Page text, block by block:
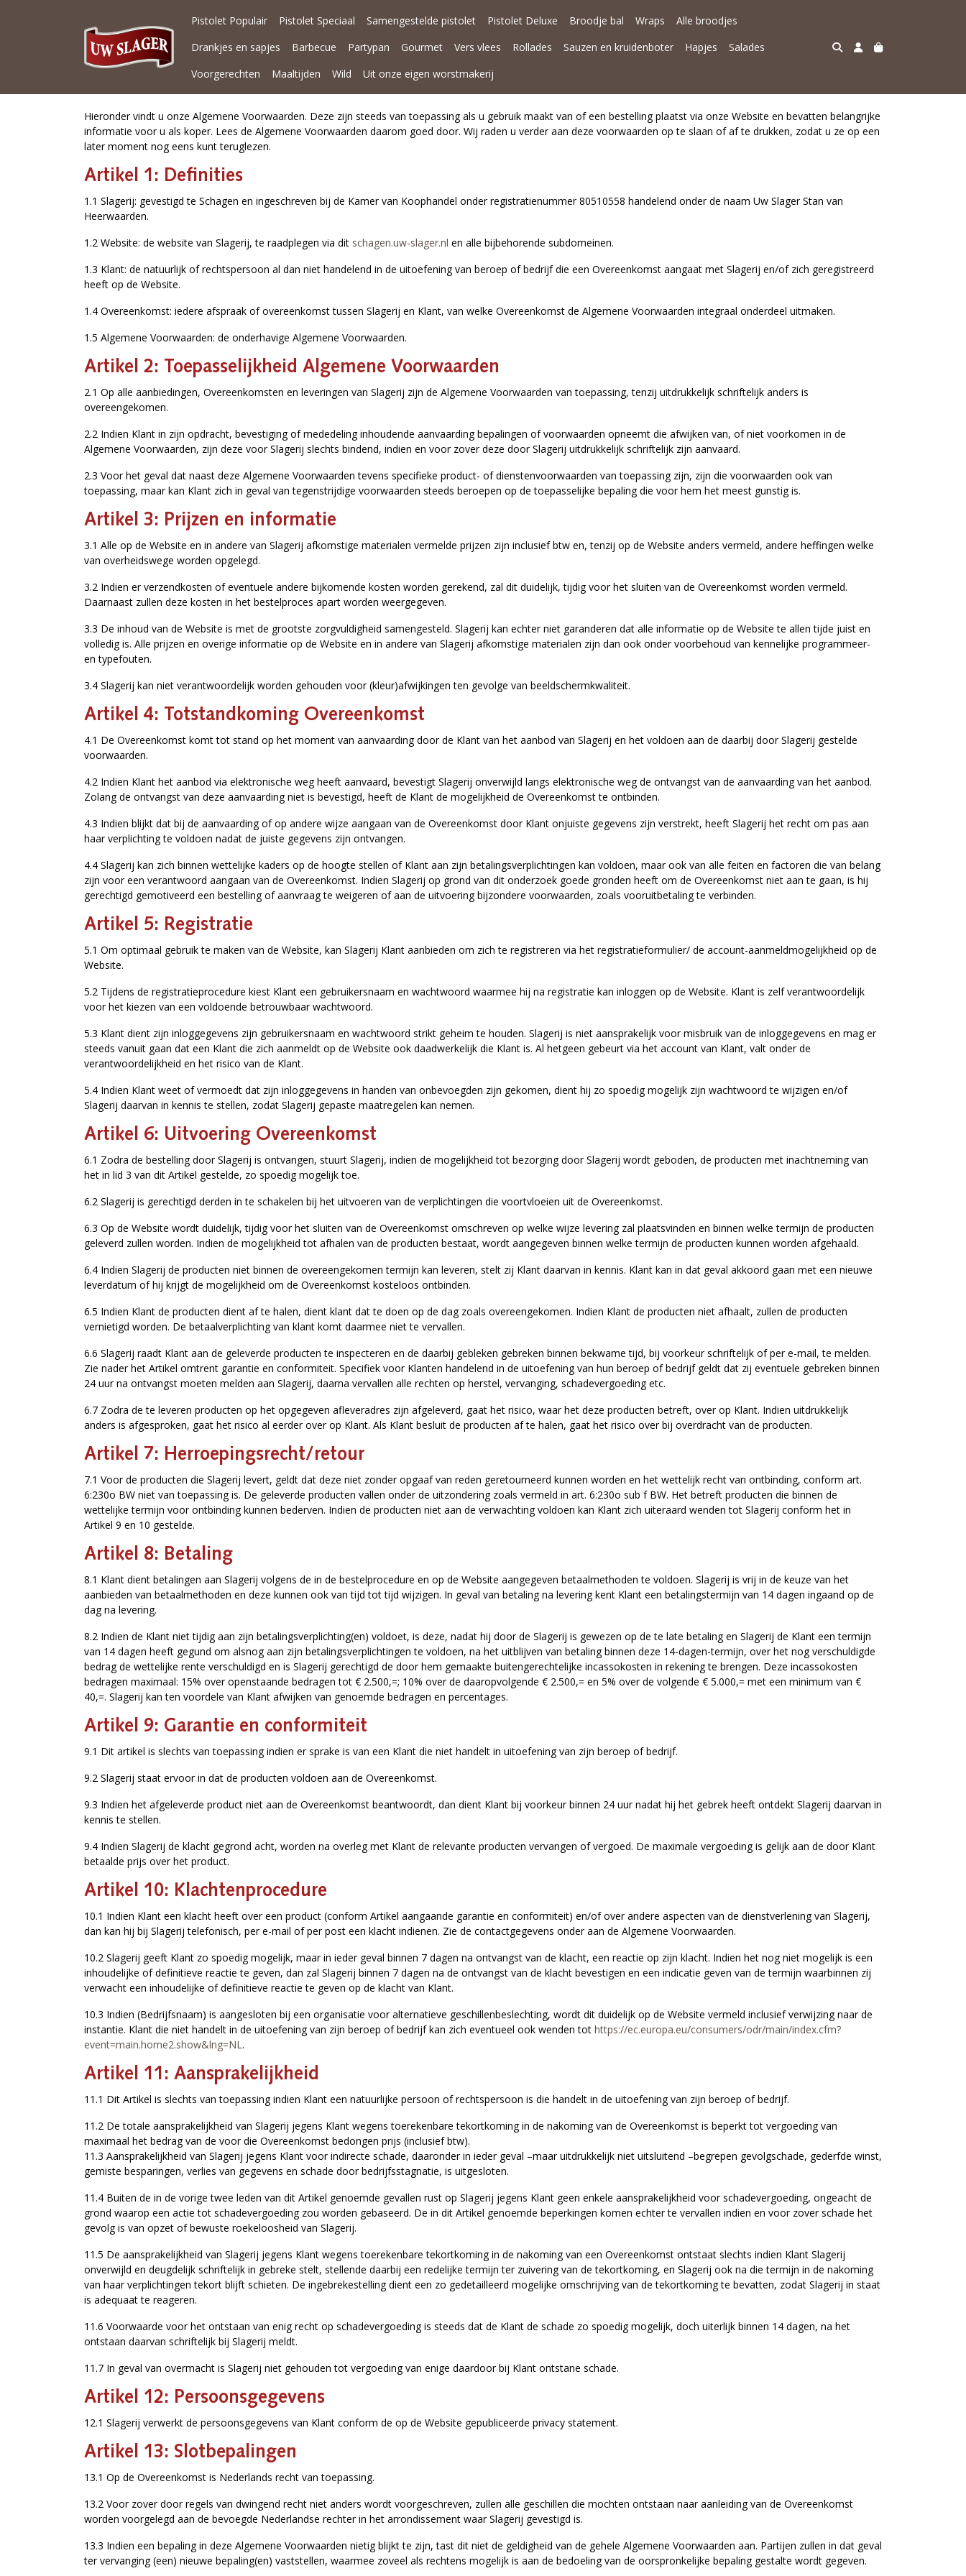
Pistolet Populair Pistolet Speciaal Samengestelde pistolet Pistolet Deluxe Broodje bal Wraps
Alle broodjes
Drankjes en sapjes
Barbecue Partypan Gourmet Vers vlees Rollades Sauzen en kruidenboter Hapjes
Salades
Voorgerechten
Maaltijden Wild Uit onze eigen worstmakerij
Hieronder vindt u onze Algemene Voorwaarden. Deze zijn steeds van toepassing als u gebruik maakt van of een bestelling plaatst via onze Website en bevatten belangrijke
informatie voor u als koper. Lees de Algemene Voorwaarden daarom goed door. Wij raden u verder aan deze voorwaarden op te slaan of af te drukken, zodat u ze op een
later moment nog eens kunt teruglezen.
Artikel 1: Definities
1.1 Slagerij: gevestigd te Schagen en ingeschreven bij de Kamer van Koophandel onder registratienummer 80510558 handelend onder de naam Uw Slager Stan van
Heerwaarden.
1.2 Website: de website van Slagerij, te raadplegen via dit schagen.uw-slager.nl en alle bijbehorende subdomeinen.
1.3 Klant: de natuurlijk of rechtspersoon al dan niet handelend in de uitoefening van beroep of bedrijf die een Overeenkomst aangaat met Slagerij en/of zich geregistreerd
heeft op de Website.
1.4 Overeenkomst: iedere afspraak of overeenkomst tussen Slagerij en Klant, van welke Overeenkomst de Algemene Voorwaarden integraal onderdeel uitmaken.
1.5 Algemene Voorwaarden: de onderhavige Algemene Voorwaarden.
Artikel 2: Toepasselijkheid Algemene Voorwaarden
2.1 Op alle aanbiedingen, Overeenkomsten en leveringen van Slagerij zijn de Algemene Voorwaarden van toepassing, tenzij uitdrukkelijk schriftelijk anders is
overeengekomen.
2.2 Indien Klant in zijn opdracht, bevestiging of mededeling inhoudende aanvaarding bepalingen of voorwaarden opneemt die afwijken van, of niet voorkomen in de
Algemene Voorwaarden, zijn deze voor Slagerij slechts bindend, indien en voor zover deze door Slagerij uitdrukkelijk schriftelijk zijn aanvaard.
2.3 Voor het geval dat naast deze Algemene Voorwaarden tevens specifieke product- of dienstenvoorwaarden van toepassing zijn, zijn die voorwaarden ook van
toepassing, maar kan Klant zich in geval van tegenstrijdige voorwaarden steeds beroepen op de toepasselijke bepaling die voor hem het meest gunstig is.
Artikel 3: Prijzen en informatie
3.1 Alle op de Website en in andere van Slagerij afkomstige materialen vermelde prijzen zijn inclusief btw en, tenzij op de Website anders vermeld, andere heffingen welke
van overheidswege worden opgelegd.
3.2 Indien er verzendkosten of eventuele andere bijkomende kosten worden gerekend, zal dit duidelijk, tijdig voor het sluiten van de Overeenkomst worden vermeld.
Daarnaast zullen deze kosten in het bestelproces apart worden weergegeven.
3.3 De inhoud van de Website is met de grootste zorgvuldigheid samengesteld. Slagerij kan echter niet garanderen dat alle informatie op de Website te allen tijde juist en
volledig is. Alle prijzen en overige informatie op de Website en in andere van Slagerij afkomstige materialen zijn dan ook onder voorbehoud van kennelijke programmeer-
en typefouten.
3.4 Slagerij kan niet verantwoordelijk worden gehouden voor (kleur)afwijkingen ten gevolge van beeldschermkwaliteit.
Artikel 4: Totstandkoming Overeenkomst
4.1 De Overeenkomst komt tot stand op het moment van aanvaarding door de Klant van het aanbod van Slagerij en het voldoen aan de daarbij door Slagerij gestelde
voorwaarden.
4.2 Indien Klant het aanbod via elektronische weg heeft aanvaard, bevestigt Slagerij onverwijld langs elektronische weg de ontvangst van de aanvaarding van het aanbod.
Zolang de ontvangst van deze aanvaarding niet is bevestigd, heeft de Klant de mogelijkheid de Overeenkomst te ontbinden.
4.3 Indien blijkt dat bij de aanvaarding of op andere wijze aangaan van de Overeenkomst door Klant onjuiste gegevens zijn verstrekt, heeft Slagerij het recht om pas aan
haar verplichting te voldoen nadat de juiste gegevens zijn ontvangen.
4.4 Slagerij kan zich binnen wettelijke kaders op de hoogte stellen of Klant aan zijn betalingsverplichtingen kan voldoen, maar ook van alle feiten en factoren die van belang
zijn voor een verantwoord aangaan van de Overeenkomst. Indien Slagerij op grond van dit onderzoek goede gronden heeft om de Overeenkomst niet aan te gaan, is hij
gerechtigd gemotiveerd een bestelling of aanvraag te weigeren of aan de uitvoering bijzondere voorwaarden, zoals vooruitbetaling te verbinden.
Artikel 5: Registratie
5.1 Om optimaal gebruik te maken van de Website, kan Slagerij Klant aanbieden om zich te registreren via het registratieformulier/ de account-aanmeldmogelijkheid op de
Website.
5.2 Tijdens de registratieprocedure kiest Klant een gebruikersnaam en wachtwoord waarmee hij na registratie kan inloggen op de Website. Klant is zelf verantwoordelijk
voor het kiezen van een voldoende betrouwbaar wachtwoord.
5.3 Klant dient zijn inloggegevens zijn gebruikersnaam en wachtwoord strikt geheim te houden. Slagerij is niet aansprakelijk voor misbruik van de inloggegevens en mag er
steeds vanuit gaan dat een Klant die zich aanmeldt op de Website ook daadwerkelijk die Klant is. Al hetgeen gebeurt via het account van Klant, valt onder de
verantwoordelijkheid en het risico van de Klant.
5.4 Indien Klant weet of vermoedt dat zijn inloggegevens in handen van onbevoegden zijn gekomen, dient hij zo spoedig mogelijk zijn wachtwoord te wijzigen en/of
Slagerij daarvan in kennis te stellen, zodat Slagerij gepaste maatregelen kan nemen.
Artikel 6: Uitvoering Overeenkomst
6.1 Zodra de bestelling door Slagerij is ontvangen, stuurt Slagerij, indien de mogelijkheid tot bezorging door Slagerij wordt geboden, de producten met inachtneming van
het in lid 3 van dit Artikel gestelde, zo spoedig mogelijk toe.
6.2 Slagerij is gerechtigd derden in te schakelen bij het uitvoeren van de verplichtingen die voortvloeien uit de Overeenkomst.
6.3 Op de Website wordt duidelijk, tijdig voor het sluiten van de Overeenkomst omschreven op welke wijze levering zal plaatsvinden en binnen welke termijn de producten
geleverd zullen worden. Indien de mogelijkheid tot afhalen van de producten bestaat, wordt aangegeven binnen welke termijn de producten kunnen worden afgehaald.
6.4 Indien Slagerij de producten niet binnen de overeengekomen termijn kan leveren, stelt zij Klant daarvan in kennis. Klant kan in dat geval akkoord gaan met een nieuwe
leverdatum of hij krijgt de mogelijkheid om de Overeenkomst kosteloos ontbinden.
6.5 Indien Klant de producten dient af te halen, dient klant dat te doen op de dag zoals overeengekomen. Indien Klant de producten niet afhaalt, zullen de producten
vernietigd worden. De betaalverplichting van klant komt daarmee niet te vervallen.
6.6 Slagerij raadt Klant aan de geleverde producten te inspecteren en de daarbij gebleken gebreken binnen bekwame tijd, bij voorkeur schriftelijk of per e-mail, te melden.
Zie nader het Artikel omtrent garantie en conformiteit. Specifiek voor Klanten handelend in de uitoefening van hun beroep of bedrijf geldt dat zij eventuele gebreken binnen
24 uur na ontvangst moeten melden aan Slagerij, daarna vervallen alle rechten op herstel, vervanging, schadevergoeding etc.
6.7 Zodra de te leveren producten op het opgegeven afleveradres zijn afgeleverd, gaat het risico, waar het deze producten betreft, over op Klant. Indien uitdrukkelijk
anders is afgesproken, gaat het risico al eerder over op Klant. Als Klant besluit de producten af te halen, gaat het risico over bij overdracht van de producten.
Artikel 7: Herroepingsrecht/retour
7.1 Voor de producten die Slagerij levert, geldt dat deze niet zonder opgaaf van reden geretourneerd kunnen worden en het wettelijk recht van ontbinding, conform art.
6:230o BW niet van toepassing is. De geleverde producten vallen onder de uitzondering zoals vermeld in art. 6:230o sub f BW. Het betreft producten die binnen de
wettelijke termijn voor ontbinding kunnen bederven. Indien de producten niet aan de verwachting voldoen kan Klant zich uiteraard wenden tot Slagerij conform het in
Artikel 9 en 10 gestelde.
Artikel 8: Betaling
8.1 Klant dient betalingen aan Slagerij volgens de in de bestelprocedure en op de Website aangegeven betaalmethoden te voldoen. Slagerij is vrij in de keuze van het
aanbieden van betaalmethoden en deze kunnen ook van tijd tot tijd wijzigen. In geval van betaling na levering kent Klant een betalingstermijn van 14 dagen ingaand op de
dag na levering.
8.2 Indien de Klant niet tijdig aan zijn betalingsverplichting(en) voldoet, is deze, nadat hij door de Slagerij is gewezen op de te late betaling en Slagerij de Klant een termijn
van 14 dagen heeft gegund om alsnog aan zijn betalingsverplichtingen te voldoen, na het uitblijven van betaling binnen deze 14-dagen-termijn, over het nog verschuldigde
bedrag de wettelijke rente verschuldigd en is Slagerij gerechtigd de door hem gemaakte buitengerechtelijke incassokosten in rekening te brengen. Deze incassokosten
bedragen maximaal: 15% over openstaande bedragen tot € 2.500,=; 10% over de daaropvolgende € 2.500,= en 5% over de volgende € 5.000,= met een minimum van €
40,=. Slagerij kan ten voordele van Klant afwijken van genoemde bedragen en percentages.
Artikel 9: Garantie en conformiteit
9.1 Dit artikel is slechts van toepassing indien er sprake is van een Klant die niet handelt in uitoefening van zijn beroep of bedrijf.
9.2 Slagerij staat ervoor in dat de producten voldoen aan de Overeenkomst.
9.3 Indien het afgeleverde product niet aan de Overeenkomst beantwoordt, dan dient Klant bij voorkeur binnen 24 uur nadat hij het gebrek heeft ontdekt Slagerij daarvan in
kennis te stellen.
9.4 Indien Slagerij de klacht gegrond acht, worden na overleg met Klant de relevante producten vervangen of vergoed. De maximale vergoeding is gelijk aan de door Klant
betaalde prijs over het product.
Artikel 10: Klachtenprocedure
10.1 Indien Klant een klacht heeft over een product (conform Artikel aangaande garantie en conformiteit) en/of over andere aspecten van de dienstverlening van Slagerij,
dan kan hij bij Slagerij telefonisch, per e-mail of per post een klacht indienen. Zie de contactgegevens onder aan de Algemene Voorwaarden.
10.2 Slagerij geeft Klant zo spoedig mogelijk, maar in ieder geval binnen 7 dagen na ontvangst van de klacht, een reactie op zijn klacht. Indien het nog niet mogelijk is een
inhoudelijke of definitieve reactie te geven, dan zal Slagerij binnen 7 dagen na de ontvangst van de klacht bevestigen en een indicatie geven van de termijn waarbinnen zij
verwacht een inhoudelijke of definitieve reactie te geven op de klacht van Klant.
10.3 Indien (Bedrijfsnaam) is aangesloten bij een organisatie voor alternatieve geschillenbeslechting, wordt dit duidelijk op de Website vermeld inclusief verwijzing naar de
instantie. Klant die niet handelt in de uitoefening van zijn beroep of bedrijf kan zich eventueel ook wenden tot https://ec.europa.eu/consumers/odr/main/index.cfm?
event=main.home2.show&lng=NL.
Artikel 11: Aansprakelijkheid
11.1 Dit Artikel is slechts van toepassing indien Klant een natuurlijke persoon of rechtspersoon is die handelt in de uitoefening van zijn beroep of bedrijf.
11.2 De totale aansprakelijkheid van Slagerij jegens Klant wegens toerekenbare tekortkoming in de nakoming van de Overeenkomst is beperkt tot vergoeding van
maximaal het bedrag van de voor die Overeenkomst bedongen prijs (inclusief btw).
11.3 Aansprakelijkheid van Slagerij jegens Klant voor indirecte schade, daaronder in ieder geval –maar uitdrukkelijk niet uitsluitend –begrepen gevolgschade, gederfde winst,
gemiste besparingen, verlies van gegevens en schade door bedrijfsstagnatie, is uitgesloten.
11.4 Buiten de in de vorige twee leden van dit Artikel genoemde gevallen rust op Slagerij jegens Klant geen enkele aansprakelijkheid voor schadevergoeding, ongeacht de
grond waarop een actie tot schadevergoeding zou worden gebaseerd. De in dit Artikel genoemde beperkingen komen echter te vervallen indien en voor zover schade het
gevolg is van opzet of bewuste roekeloosheid van Slagerij.
11.5 De aansprakelijkheid van Slagerij jegens Klant wegens toerekenbare tekortkoming in de nakoming van een Overeenkomst ontstaat slechts indien Klant Slagerij
onverwijld en deugdelijk schriftelijk in gebreke stelt, stellende daarbij een redelijke termijn ter zuivering van de tekortkoming, en Slagerij ook na die termijn in de nakoming
van haar verplichtingen tekort blijft schieten. De ingebrekestelling dient een zo gedetailleerd mogelijke omschrijving van de tekortkoming te bevatten, zodat Slagerij in staat
is adequaat te reageren.
11.6 Voorwaarde voor het ontstaan van enig recht op schadevergoeding is steeds dat de Klant de schade zo spoedig mogelijk, doch uiterlijk binnen 14 dagen, na het
ontstaan daarvan schriftelijk bij Slagerij meldt.
11.7 In geval van overmacht is Slagerij niet gehouden tot vergoeding van enige daardoor bij Klant ontstane schade.
Artikel 12: Persoonsgegevens
12.1 Slagerij verwerkt de persoonsgegevens van Klant conform de op de Website gepubliceerde privacy statement.
Artikel 13: Slotbepalingen
13.1 Op de Overeenkomst is Nederlands recht van toepassing.
13.2 Voor zover door regels van dwingend recht niet anders wordt voorgeschreven, zullen alle geschillen die mochten ontstaan naar aanleiding van de Overeenkomst
worden voorgelegd aan de bevoegde Nederlandse rechter in het arrondissement waar Slagerij gevestigd is.
13.3 Indien een bepaling in deze Algemene Voorwaarden nietig blijkt te zijn, tast dit niet de geldigheid van de gehele Algemene Voorwaarden aan. Partijen zullen in dat geval
ter vervanging (een) nieuwe bepaling(en) vaststellen, waarmee zoveel als rechtens mogelijk is aan de bedoeling van de oorspronkelijke bepaling gestalte wordt gegeven.